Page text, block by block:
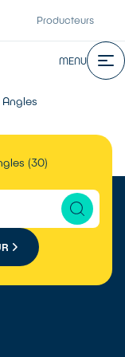
Producteurs
MENU
Angles
(30)